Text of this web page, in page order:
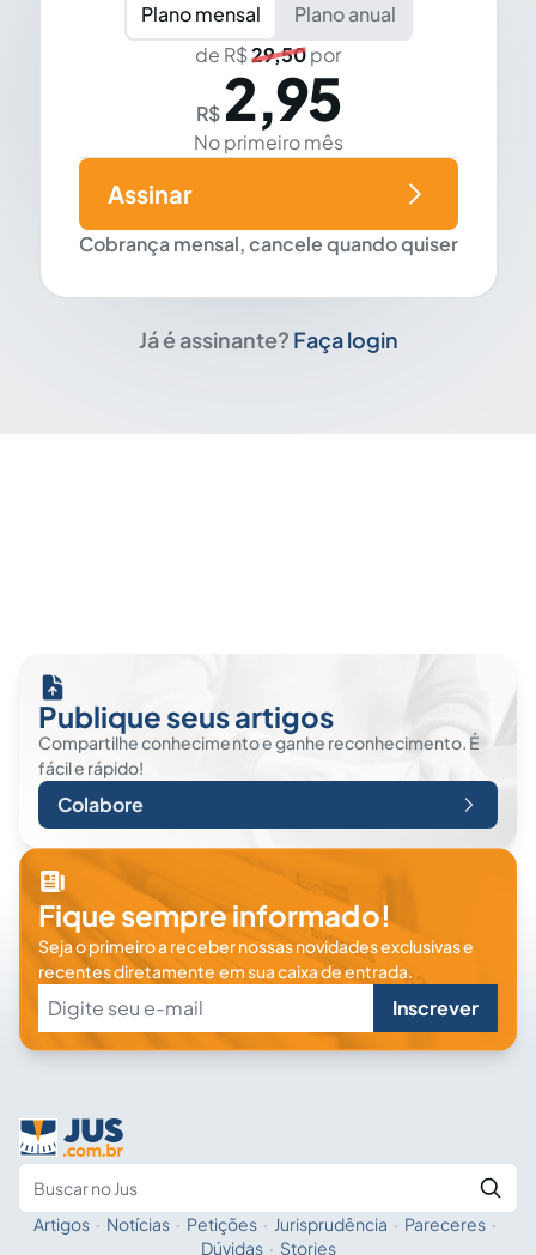
Plano mensal
Plano anual
de R$29,50por
R$ 2,95
No primeiro mês
Cobrança mensal, cancele quando quiser
Assinar
Já é assinante? Faça login
Publique seus artigos
Compartilhe conhecimento e ganhe reconhecimento. É
fácil e rápido!
Colabore
Fique sempre informado!
Seja o primeiro a receber nossas novidades exclusivas e
recentes diretamente em sua caixa de entrada.
Inscrever
Fale com a IA
Artigos · Notícias · Petições · Jurisprudência · Pareceres ·
Dúvidas · Stories